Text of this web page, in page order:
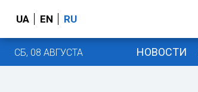
UA EN RU
СБ, 08 АВГУСТА НОВОСТИ